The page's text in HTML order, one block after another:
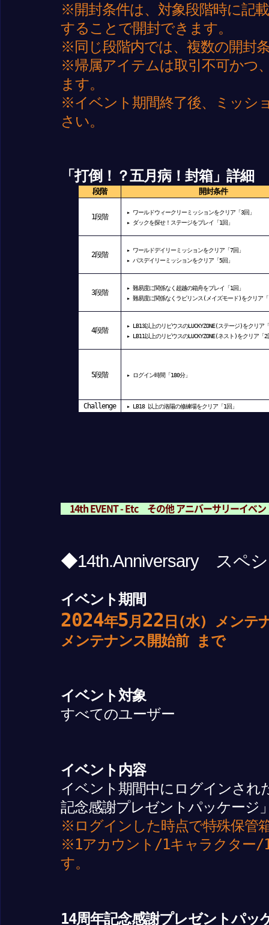
※開封条件は、対象段階時に記
することで開封できます。
※同じ段階内では、複数の開封
※帰属アイテムは取引不可かつ
ます。
※イベント期間終了後、ミッシ
さい。
「打倒！？五月病！封箱」詳細
段階 開封条件
1段階
▸ ワールドウィークリーミッションをクリア「3回」
▸ ダックを探せ！ステージをプレイ「1回」
2段階
▸ ワールドデイリーミッションをクリア「7回」
▸ パスデイリーミッションをクリア「5回」
3段階
▸ 難易度に関係なく超越の箱舟をプレイ「1回」
▸ 難易度に関係なくラビリンス(メイズモード)をクリア「
4段階
▸ LB13以上のリピウスのLUCKYZONE(ステージ)をクリア
▸ LB11以上のリピウスのLUCKYZONE(ネスト)をクリア「2
5段階 ▸ ログイン時間「180分」
Challenge ▸ LB18 以上の洛陽の修練場をクリア「1回」
14th EVENT - Etc その他 アニバーサリーイベ
◆14th.Anniversary スペ
イベント期間
2024年5月 22 日(水) メンテ
メンテナンス開始前 まで
イベント対象
すべてのユーザー
イベント内容
イベント期間中にログインされ
記念感謝プレゼントパッケージ
※ログインした時点で特殊保管
※1アカウント/1キャラクター/
す。
14周年記念感謝プレゼントパッ